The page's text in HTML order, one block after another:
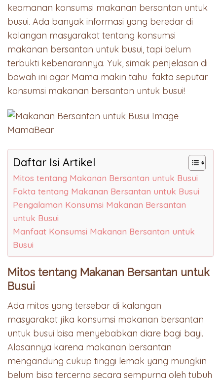
keamanan konsumsi makanan bersantan untuk
busui. Ada banyak informasi yang beredar di
kalangan masyarakat tentang konsumsi
makanan bersantan untuk busui, tapi belum
terbukti kebenarannya. Yuk, simak penjelasan di
bawah ini agar Mama makin tahu fakta seputar
konsumsi makanan bersantan untuk busui!
Daftar Isi Artikel
Mitos tentang Makanan Bersantan untuk Busui
Fakta tentang Makanan Bersantan untuk Busui
Pengalaman Konsumsi Makanan Bersantan
untuk Busui
Manfaat Konsumsi Makanan Bersantan untuk
Busui
Mitos tentang Makanan Bersantan untuk
Busui
Ada mitos yang tersebar di kalangan
masyarakat jika konsumsi makanan bersantan
untuk busui bisa menyebabkan diare bagi bayi.
Alasannya karena makanan bersantan
mengandung cukup tinggi lemak yang mungkin
belum bisa tercerna secara sempurna oleh tubuh